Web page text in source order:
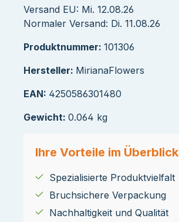
Versand EU: Mi. 12.08.26
Normaler Versand: Di. 11.08.26
Produktnummer: 101306
Hersteller: MirianaFlowers
EAN: 4250586301480
Gewicht: 0.064 kg
Ihre Vorteile im Überblick
Spezialisierte Produktvielfalt
Bruchsichere Verpackung
Nachhaltigkeit und Qualität